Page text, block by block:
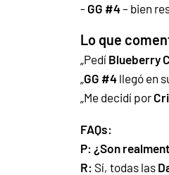
- GG #4– bien
Lo que
„Pedí Blueberry
„GG #4 llegó en
„Me decidí por
FAQs:
P: ¿Son
R: Sí, todas las